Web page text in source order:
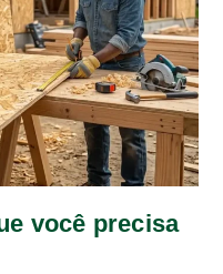
você precisa